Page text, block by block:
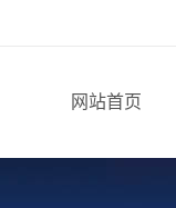
网站首页